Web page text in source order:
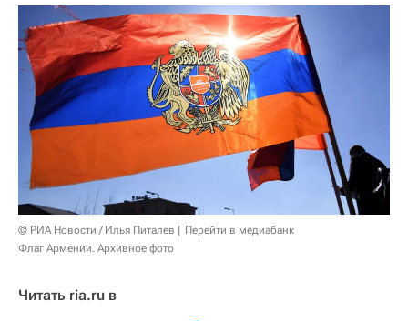
© РИА Новости / Илья Питалев
Перейти в медиабанк
Флаг Армении. Архивное фото
Читать ria.ru в